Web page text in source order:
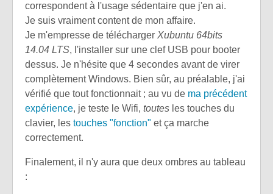
correspondent à l'usage sédentaire que j'en ai.
Je suis vraiment content de mon affaire.
Je m'empresse de télécharger Xubuntu 64bits
14.04 LTS, l'installer sur une clef USB pour booter
dessus. Je n'hésite que 4 secondes avant de virer
complètement Windows. Bien sûr, au préalable, j'ai
vérifié que tout fonctionnait ; au vu de ma précédent
expérience, je teste le Wifi, toutes les touches du
clavier, les touches "fonction" et ça marche
correctement.
Finalement, il n'y aura que deux ombres au tableau
: